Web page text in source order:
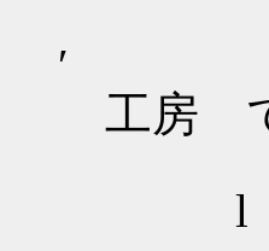
工房
l